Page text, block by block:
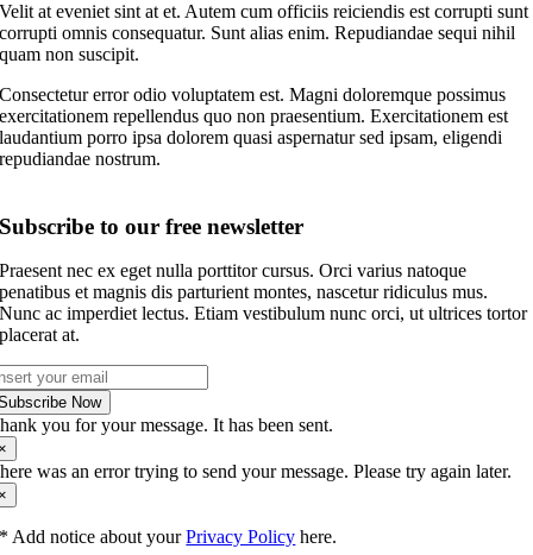
Velit at eveniet sint at et. Autem cum officiis reiciendis est corrupti sunt
corrupti omnis consequatur. Sunt alias enim. Repudiandae sequi nihil
quam non suscipit.
Consectetur error odio voluptatem est. Magni doloremque possimus
exercitationem repellendus quo non praesentium. Exercitationem est
laudantium porro ipsa dolorem quasi aspernatur sed ipsam, eligendi
repudiandae nostrum.
Subscribe to our free newsletter
Praesent nec ex eget nulla porttitor cursus. Orci varius natoque
penatibus et magnis dis parturient montes, nascetur ridiculus mus.
Nunc ac imperdiet lectus. Etiam vestibulum nunc orci, ut ultrices tortor
placerat at.
Now
you for your message. It has been sent.
was an error trying to send your message. Please try again later.
* Add notice about yourPrivacy Policy here.